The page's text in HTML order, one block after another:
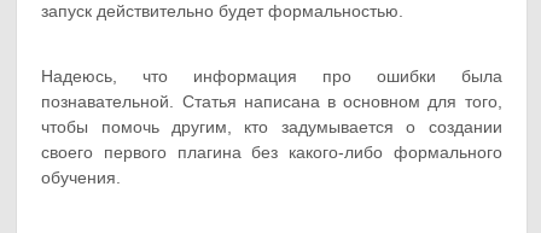
запуск действительно будет формальностью.
Надеюсь, что информация про ошибки была
познавательной. Статья написана в основном для того,
чтобы помочь другим, кто задумывается о создании
своего первого плагина без какого-либо формального
обучения.